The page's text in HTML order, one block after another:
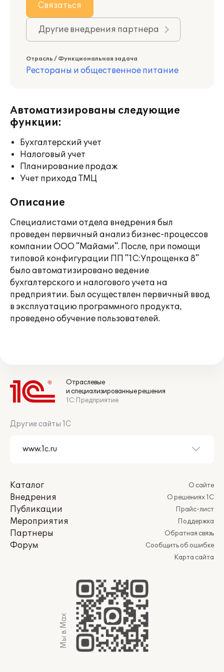
Связаться
Другие внедрения партнера
Отрасль / Функциональная задача
Рестораны и общественное питание
Автоматизированы следующие
функции:
Бухгалтерский учет
Налоговый учет
Планирование продаж
Учет прихода ТМЦ
Описание
Специалистами отдела внедрения был
проведен первичный анализ бизнес-процессов
компании ООО "Майами". После, при помощи
типовой конфигурации ПП "1С:Упрощенка 8"
было автоматизировано ведение
бухгалтерского и налогового учета на
предприятии. Был осуществлен первичный ввод
в эксплуатацию программного продукта,
проведено обучение пользователей.
Отраслевые
и специализированные решения
1С:Предприятие
Другие сайты 1С
Каталог
Внедрения
Публикации
Мероприятия
Партнеры
Форум
О сайте
О решениях 1С
Прайс-лист
Поддержка
Обратная связь
Сообщить об ошибке
Карта сайта
Мы в Max